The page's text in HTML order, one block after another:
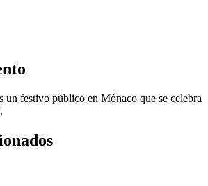
un festivo público en Mónaco que se celebra